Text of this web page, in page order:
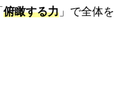
俯瞰する力 」で全体を